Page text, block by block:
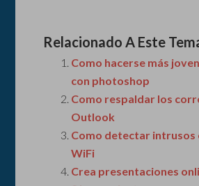
Relacionado A Este
Como hacerse más
con photoshop
Como respaldar los
Outlook
Como detectar intrusos
WiFi
Crea presentaciones